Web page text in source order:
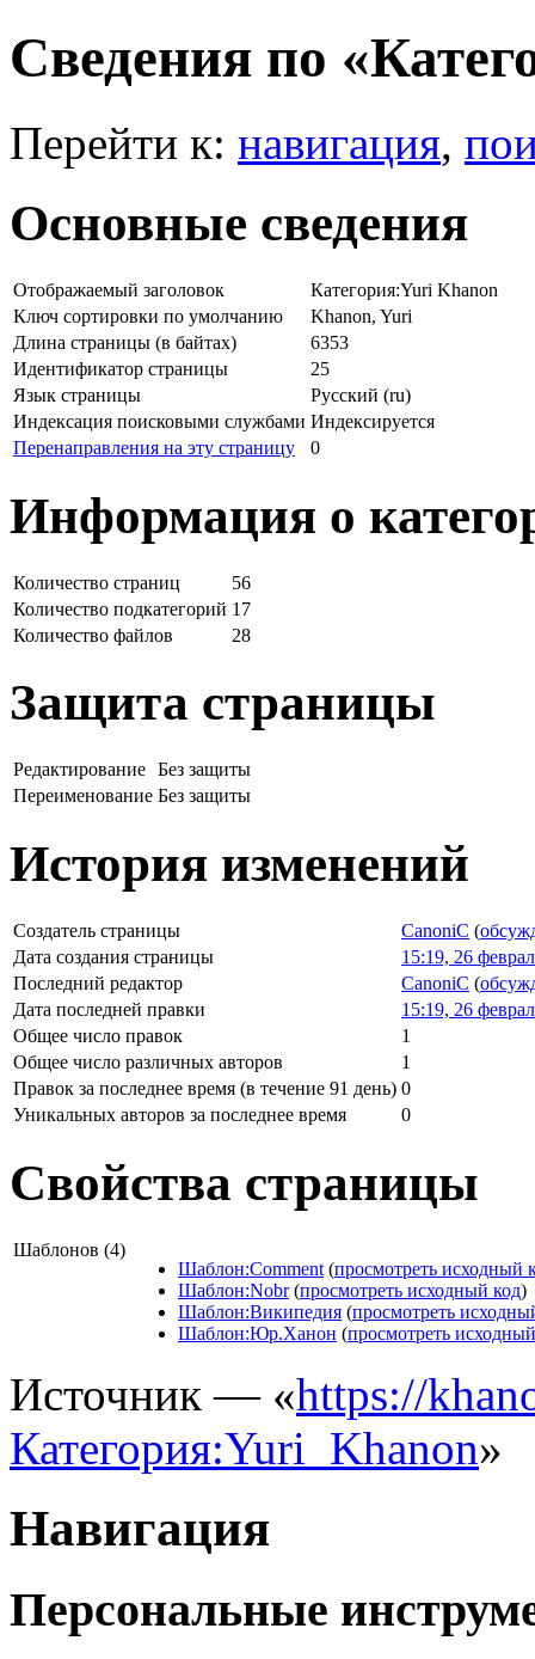
Сведения по
Перейти к: навигация,
Основные сведения
Отображаемый заголовок
Категория:Yuri Khanon
Ключ сортировки по умолчанию
Khanon, Yuri
Длина страницы (в байтах)
6353
Идентификатор страницы
25
Язык страницы
Русский (ru)
Индексация поисковыми службами Индексируется
Перенаправления на эту страницу
0
Информация о
Количество страниц
56
Количество подкатегорий 17
Количество файлов
28
Защита страницы
Редактирование Без защиты
Переименование Без защиты
История изменений
Создатель страницы CanoniC (
Дата создания страницы
15:19, 26
Последний редактор
CanoniC (
Дата последней правки
15:19, 26
Общее число правок
1
Общее число различных авторов
1
Правок за последнее время (в течение 91 день) 0
Уникальных авторов за последнее время
0
Свойства страницы
Шаблонов (4)
Шаблон:Comment (просмотреть исходный
Шаблон:Nobr(просмотреть исходный код)
Шаблон:Википедия (просмотреть
Шаблон:Юр.Ханон (просмотреть
Источник — «https://
Категория:Yuri_Khanon»
Навигация
Персональные